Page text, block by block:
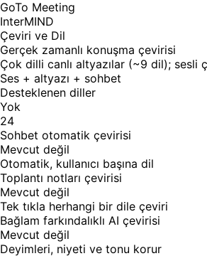
GoTo Meeting
InterMIND
Çeviri ve Dil
Gerçek zamanlı konuşma çevirisi
Çok dilli canlı altyazılar (~9 dil); sesli
Ses + altyazı + sohbet
Desteklenen diller
Yok
24
Sohbet otomatik çevirisi
Mevcut değil
Otomatik, kullanıcı başına dil
Toplantı notları çevirisi
Mevcut değil
Tek tıkla herhangi bir dile çeviri
Bağlam farkındalıklı AI çevirisi
Mevcut değil
Deyimleri, niyeti ve tonu korur